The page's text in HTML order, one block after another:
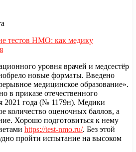
уровня врачей и медсестёр
новые форматы. Введено
медицинское образование».
в приказе отечественного
2021 года (№ 1179н). Медики
количество оценочных баллов, а
Хорошо подготовиться к нему
https://test-nmo.ru/. Без этой
пройти испытание на высоком